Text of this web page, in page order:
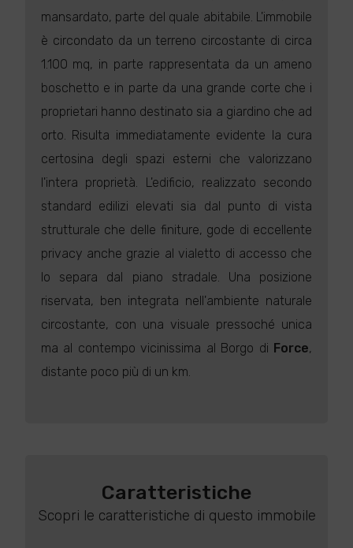
mansardato, parte del quale abitabile. L'immobile
è circondato da un terreno circostante di circa
1.100 mq, in parte rappresentata da un ameno
boschetto e in parte da una grande corte che i
proprietari hanno destinato sia a giardino che ad
orto. Risulta immediatamente evidente la cura
certosina degli spazi esterni che valorizzano
l'intera proprietà. L'edificio, realizzato secondo
standard edilizi elevati sia dal punto di vista
strutturale che delle finiture, gode di eccellente
privacy anche grazie al vialetto di accesso che
lo separa dal piano stradale. Una posizione
riservata, ben integrata nell'ambiente naturale
circostante, con una visuale pressoché unica
ma al contempo vicinissima al Borgo di Force,
distante poco più di un km.
Caratteristiche
Scopri le caratteristiche di questo immobile